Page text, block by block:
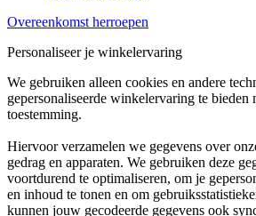
Overeenkomst herroepen
Personaliseer je winkelervaring
We gebruiken alleen cookies en andere
gepersonaliseerde winkelervaring te
toestemming.
Hiervoor verzamelen we gegevens over
gedrag en apparaten. We gebruiken deze
voortdurend te optimaliseren, om je
en inhoud te tonen en om
kunnen jouw gecodeerde gegevens ook